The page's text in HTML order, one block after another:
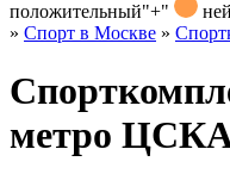
положительный"+"
» Спорт в Москве »
метро